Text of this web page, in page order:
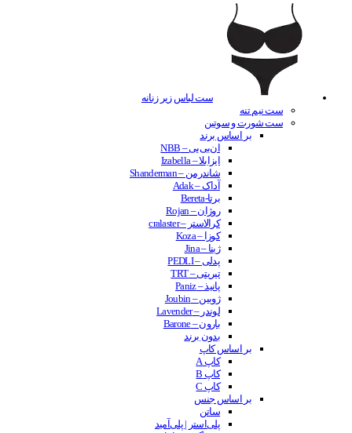
ست لباس زیر زنانه
ست نیم تنه
ست شورت و سوتین
بر اساس برند
ان‌بی‌بی – NBB
ایزابلا – Izabella
شاندرمن – Shanderman
آداک – Adak
برتا-Bereta
روژان – Rojan
کرالاستر – cralaster
کوزا – Koza
ژینا – Jina
پدلی – PEDLI
تیریتی – TRT
پانیذ – Paniz
ژوبین – Joubin
لوندر – Lavender
بارون – Barone
بدون برند
بر اساس کاپ
کاپ A
کاپ B
کاپ C
بر اساس جنس
ساتن
پلی‌استر | پلی‌آمید